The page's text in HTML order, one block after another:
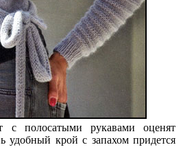
с полосатыми рукавами оценят
крой с запахом придется